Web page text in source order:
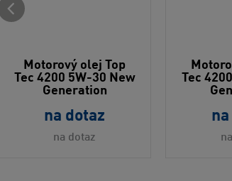
Motorový olej Top
Tec 4200 5W-30 New
Generation
na dotaz
na dotaz
Tec